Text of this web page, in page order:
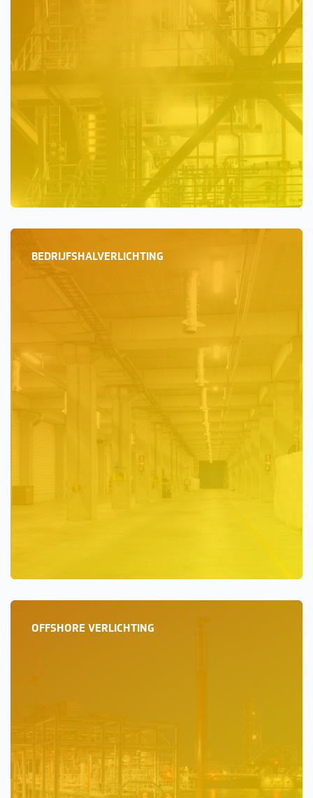
BEDRIJFSHALVERLICHTING
OFFSHORE VERLICHTING